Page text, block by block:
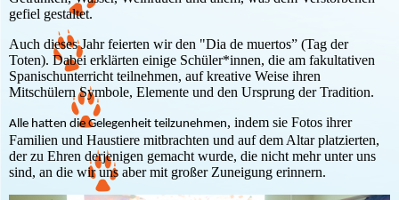
gefiel gestaltet.
Auch dieses Jahr feierten wir den "Dia de muertos” (Tag der
Toten). Dabei erklärten einige Schüler*innen, die am fakultativen
Spanischunterricht teilnehmen, auf kreative Weise ihren
Mitschülern Symbole, Elemente und den Ursprung der Tradition.
Alle hatten die Gelegenheit teilzunehmen, indem sie Fotos ihrer
Familien und Haustiere mitbrachten und auf dem Altar platzierten,
der zu Ehren derjenigen gemacht wurde, die nicht mehr unter uns
sind, an die wir uns aber mit großer Zuneigung erinnern.